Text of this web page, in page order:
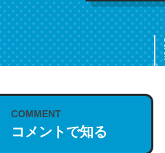
COMMENT
コメントで知る
これは名文。彼はとてもクレ
う。英語少しでも読める人は